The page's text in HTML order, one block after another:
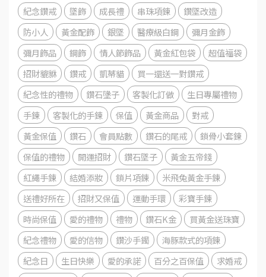
紀念鑽戒
墜飾 成長禮 串珠項鍊
鑽墜改造
防小人
黃金配飾 銀墜 醫療級白鋼
彌月金飾
彌月飾品
鋼飾 情人節飾品 黃金紅包袋
超值福袋
招財貔貅
鑽戒 凱蒂貓
買一還送一對鑽戒
紀念性的禮物
鑽石墬子 客製化訂做
生日專屬禮物
手鍊
客製化的手鍊 保值 黃金商品
對戒
黃金保值
鑽石 會員點數 鑽石的尾戒
鎖骨小套鍊
保值的禮物
開運招財 鑽石墜子
黃金五帝錢
紅繩手鍊
結婚添妝 鎖片項鍊
米飛兔黃金手鍊
送禮好所在
招財又保值 運動手環
彩寶手鍊
時尚保值
愛的禮物 禮物 鑽石K金
買黃金送珠寶
紀念禮物
愛的信物 鑽沙手鐲
海豚款式的項鍊
紀念日
生日快樂 愛的承諾 百分之百保值
求婚戒